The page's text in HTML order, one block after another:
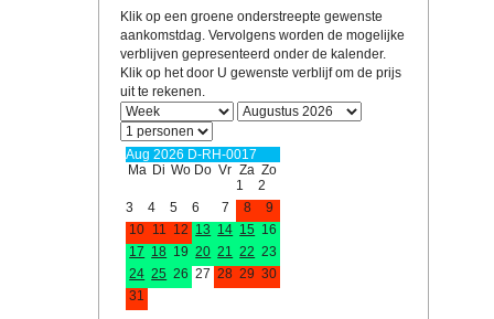
(Koblenz)in
de winter
(Koblenz)
(Koblenz)
(Koblenz)
(Koblenz)
Klik op een groene onderstreepte gewenste
aankomstdag. Vervolgens worden de mogelijke
verblijven gepresenteerd onder de kalender.
Klik op het door U gewenste verblijf om de prijs
uit te rekenen.
Aug 2026 D-RH-0017
Ma Di Wo Do Vr Za Zo
1
2
3
4 5 6 7 8
9
10 11 12 13 14 15 16
17 18 19 20 21 22 23
24 25 26 27 28 29 30
31